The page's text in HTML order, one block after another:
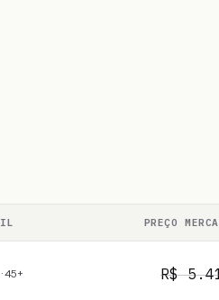
PREÇO
45+ R$